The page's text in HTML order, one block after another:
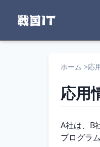
ホーム >応
応用
問題文
A社は、B
プログラ